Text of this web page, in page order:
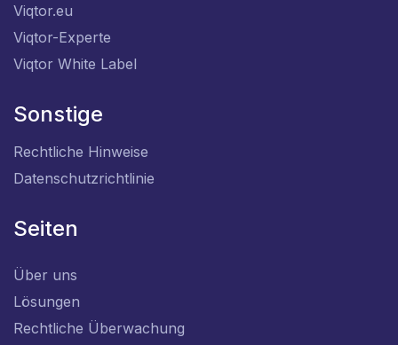
Viqtor.eu
Viqtor-Experte
Viqtor White Label
Sonstige
Rechtliche Hinweise
Datenschutzrichtlinie
Seiten
Über uns
Lösungen
Rechtliche Überwachung